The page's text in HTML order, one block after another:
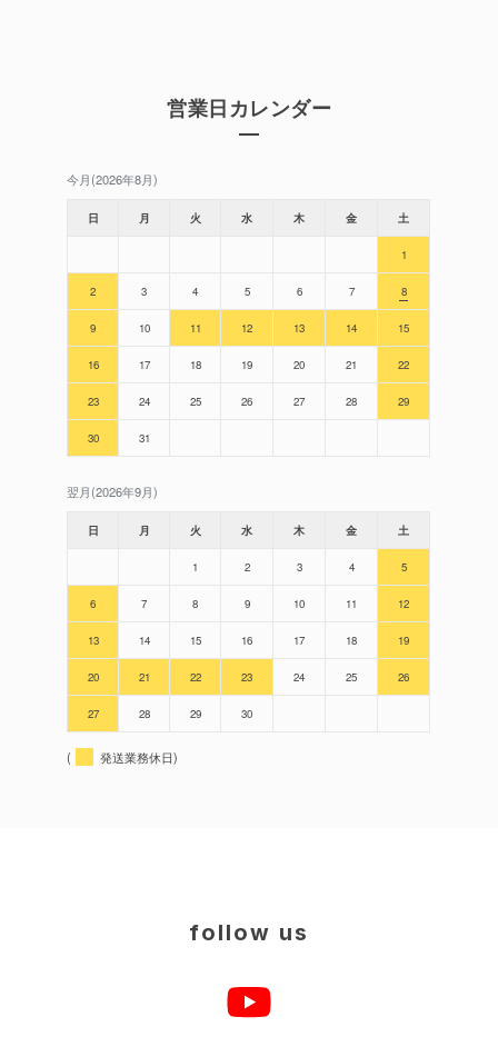
営業日カレンダー
今月(2026年8月)
日 月 火 水 木 金 土
1
2 3 4 5 6 7 8
9 10 11 12 13 14 15
16 17 18 19 20 21 22
23 24 25 26 27 28 29
30 31
翌月(2026年9月)
日 月 火 水 木 金 土
1 2 3 4 5
6 7 8 9 10 11 12
13 14 15 16 17 18 19
20 21 22 23 24 25 26
27 28 29 30
( 発送業務休日)
follow us